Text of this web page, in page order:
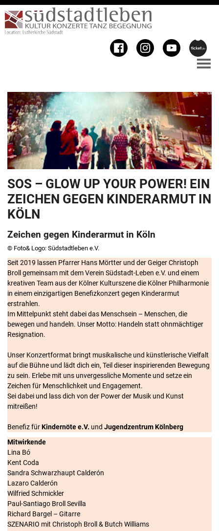
SOS – GLOW UP YOUR POWER! EIN
ZEICHEN GEGEN KINDERARMUT IN
KÖLN
Zeichen gegen Kinderarmut in Köln
© Foto& Logo: Südstadtleben e.V.
Seit 2019 lassen Pfarrer Hans Mörtter und der Geiger Christoph
Broll gemeinsam mit dem Verein Südstadt-Leben e.V. und einem
kreativen Team aus der Kölner Kulturszene die Kölner Philharmonie
in einem einzigartigen Benefizkonzert gegen Kinderarmut
erstrahlen.
Im Mittelpunkt steht dabei das Menschsein – Menschen, die
bewegen und handeln. Unser Motto: Handeln statt ohnmächtiger
Resignation.
Unser Konzertformat bringt musikalische und künstlerische Vielfalt
auf die Bühne und lädt dich ein, Teil dieser inspirierenden Bewegung
zu sein. Erlebe mit uns unvergessliche Momente und setze ein
Zeichen für Menschlichkeit und Engagement.
Sei dabei und lass dich von der Power der Musik und Kunst
mitreißen!
Benefiz fürKindernöte e.V. und Jugendzentrum Kölnberg
Mitwirkende
Lina Bó
Kent Coda
Sandra Schwarzhaupt Calderón
Lazaro Calderón
Wilfried Schmickler
Paul-Santiago Broll Sevilla
Richard Bargel – Gitarre
SZENARIO mit Christoph Broll & Butch Williams